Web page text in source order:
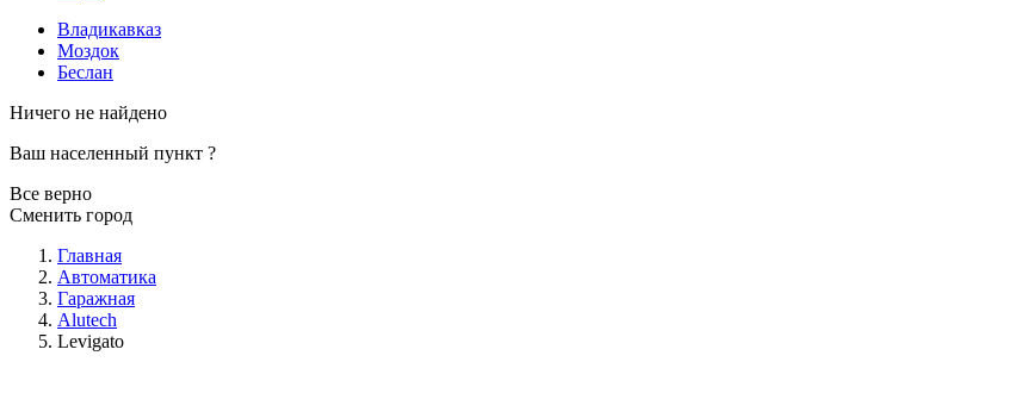
Владикавказ
Моздок
Беслан
Ничего не найдено
Ваш населенный пункт ?
Все верно
Сменить город
Главная
Автоматика
Гаражная
Alutech
Levigato